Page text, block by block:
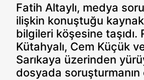
Fatih Altaylı, medya
ilişkin konuştuğu
bilgileri köşesine taşıdı.
Kütahyalı, Cem Küçük
Sarıkaya üzerinden
dosyada soruşturmanın